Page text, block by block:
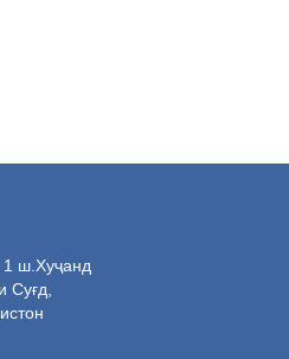
1 ш.Хуҷанд
Суғд,